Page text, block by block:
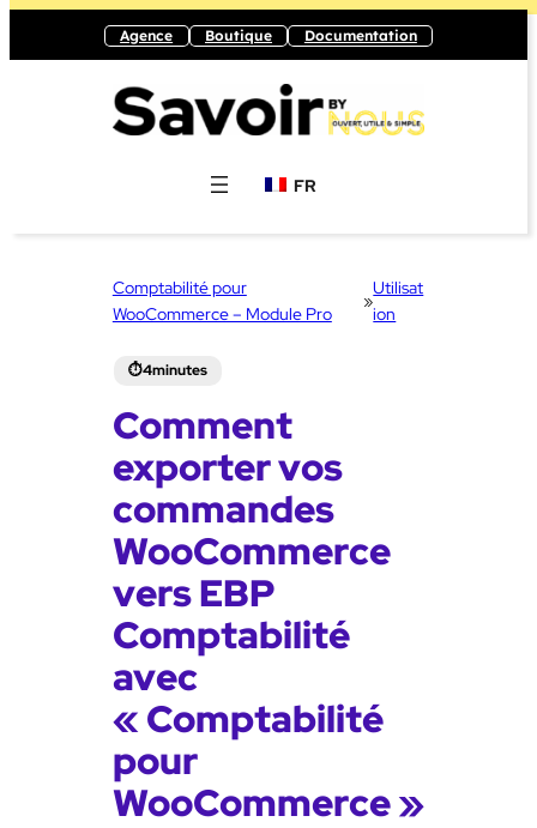
Agence Boutique Documentation
FR
Comptabilité pour
WooCommerce – Module Pro
»
Utilisat
ion
Comment
exporter vos
commandes
WooCommerce
vers EBP
Comptabilité
avec
« Comptabilité
pour
WooCommerce »